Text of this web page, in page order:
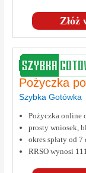
Złóż
Pożyczka
Szybka Gotówka
Pożyczka online
prosty wniosek,
okres spłaty od
RRSO wynosi